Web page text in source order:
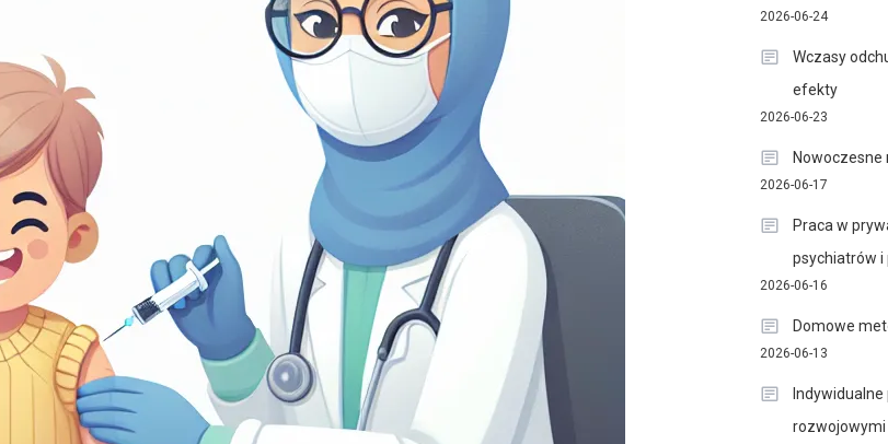
2026-06-24
Wczasy
efekty
2026-06-23
2026-06-17
Praca w
psychiatrów i
2026-06-16
Domowe
2026-06-13
rozwojowymi